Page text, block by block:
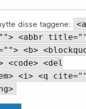
disse taggene:
<a
<abbr
<b>
<del
<i> <q